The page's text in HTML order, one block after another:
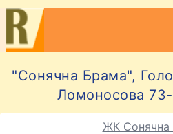
"Сонячна Брама",
Ломоносова
ЖК Сонячна